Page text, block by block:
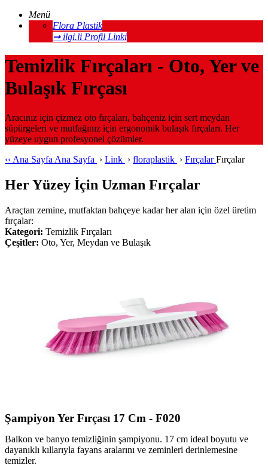
Menü
Flora Plastik
➞ ilgi.li Profil Linki
Temizlik Fırçaları - Oto, Yer ve
Bulaşık Fırçası
Aracınız için çizmez oto fırçaları, bahçeniz için sert meydan
süpürgeleri ve mutfağınız için ergonomik bulaşık fırçaları. Her
yüzeye uygun profesyonel çözümler.
‹‹ Ana Sayfa Ana Sayfa › Link › floraplastik › FırçalarFırçalar
Her Yüzey İçin Uzman Fırçalar
Araçtan zemine, mutfaktan bahçeye kadar her alan için özel üretim
fırçalar:
Kategori: Temizlik Fırçaları
Çeşitler: Oto, Yer, Meydan ve Bulaşık
Şampiyon Yer Fırçası 17 Cm - F020
Balkon ve banyo temizliğinin şampiyonu. 17 cm ideal boyutu ve
dayanıklı kıllarıyla fayans aralarını ve zeminleri derinlemesine
temizler.